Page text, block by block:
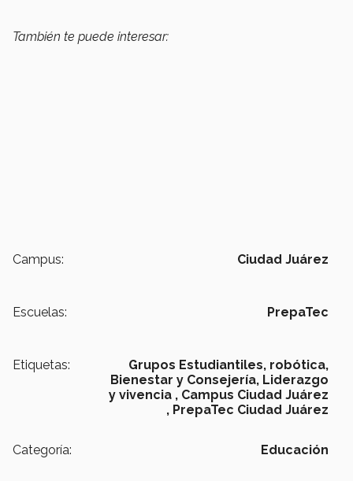
También te puede interesar:
Campus: Ciudad Juárez
Escuelas: PrepaTec
Etiquetas: Grupos Estudiantiles, robótica,
Bienestar y Consejería, Liderazgo
y vivencia , Campus Ciudad Juárez
, PrepaTec Ciudad Juárez
Categoría: Educación